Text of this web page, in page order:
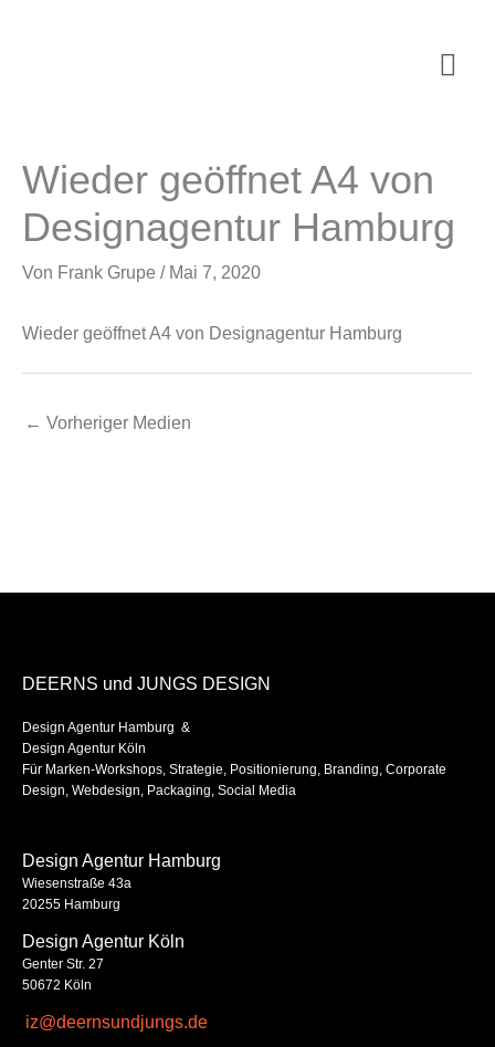
Wieder geöffnet A4 von
Designagentur Hamburg
Von Frank Grupe / Mai 7, 2020
Wieder geöffnet A4 von Designagentur Hamburg
← Vorheriger Medien
DEERNS und JUNGS DESIGN
Design Agentur Hamburg &
Design Agentur Köln
Für Marken-Workshops, Strategie, Positionierung, Branding, Corporate
Design, Webdesign, Packaging, Social Media
Design Agentur Hamburg
Wiesenstraße 43a
20255 Hamburg
Design Agentur Köln
Genter Str. 27
50672 Köln
iz@deernsundjungs.de